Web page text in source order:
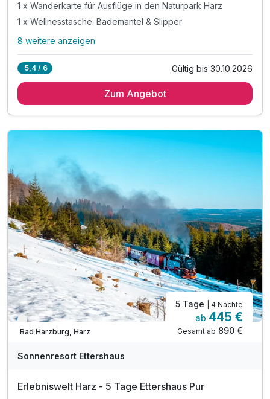
1 x Wanderkarte für Ausflüge in den Naturpark Harz
1 x Wellnesstasche: Bademantel & Slipper
Alle Inklusivleistungen
3 x abwechslungsreiches Frühstück
inkl. Nutzung des 1000m² großen Wellnessbereiches
inkl. Nutzung Innen- & Außenpool (Badelandschaft)
inkl. Saunalandschaft mit drei Saunen
inkl. Sonnenterrasse mit Blick auf die Burgberg
inkl. Ruheraum mit Panorama-Fenster
inkl. Verleih von Babyausstattung (z.B. Babybett)
inkl. Parkplatz am Hotel
inkl. Wlan Nutzung im Hotel
8 weitere anzeigen
5,4 / 6 Gültig bis 30.10.2026
Zum Angebot
Nur noch bis Oktober
Bad Harzburg, Harz
5 Tage | 4 Nächte
ab 445 €
Gesamt ab 890 €
Sonnenresort Ettershaus
Erlebniswelt Harz - 5 Tage Ettershaus Pur